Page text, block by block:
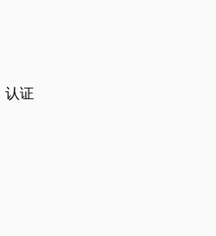
认证